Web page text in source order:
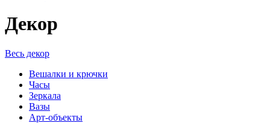
Декор
Весь декор
Вешалки и крючки
Часы
Зеркала
Вазы
Арт-объекты